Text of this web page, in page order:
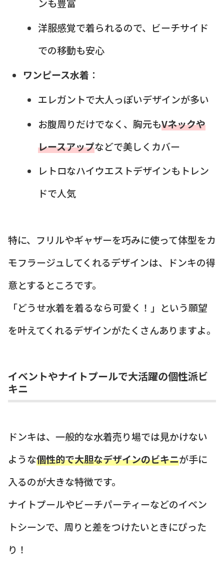
ンも豊富
洋服感覚で着られるので、ビーチサイド
での移動も安心
ワンピース水着 ：
エレガントで大人っぽいデザインが多い
お腹周りだけでなく、胸元もVネックや
レースアップなどで美しくカバー
レトロなハイウエストデザインもトレン
ドで人気
特に、フリルやギャザーを巧みに使って体型をカ
モフラージュしてくれるデザインは、ドンキの得
意とするところです。
「どうせ水着を着るなら可愛く！」という願望
を叶えてくれるデザインがたくさんありますよ。
イベントやナイトプールで大活躍の個性派ビ
キニ
ドンキは、一般的な水着売り場では見かけない
ような個性的で大胆なデザインのビキニが手に
入るのが大きな特徴です。
ナイトプールやビーチパーティーなどのイベン
トシーンで、周りと差をつけたいときにぴった
り！